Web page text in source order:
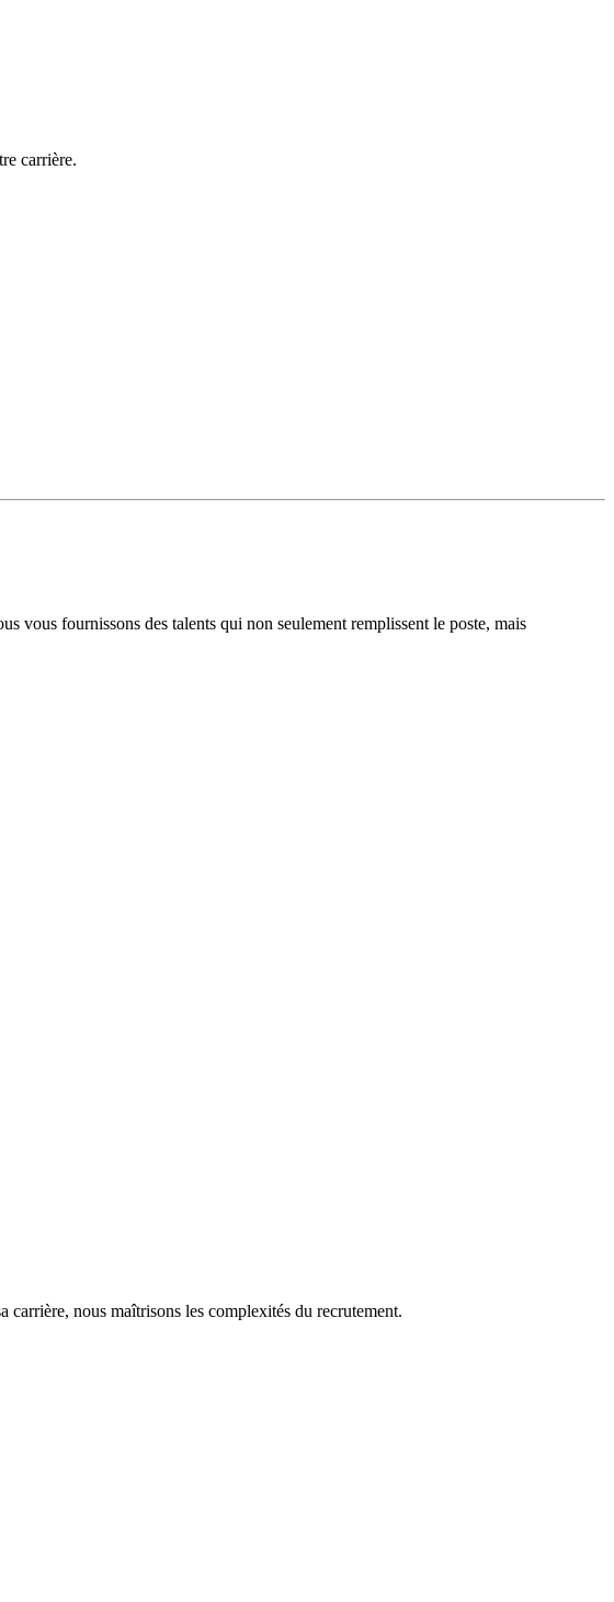
carrière.
vous fournissons des talents qui non seulement remplissent le poste, mais
carrière, nous maîtrisons les complexités du recrutement.